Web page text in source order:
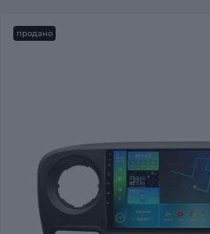
продано